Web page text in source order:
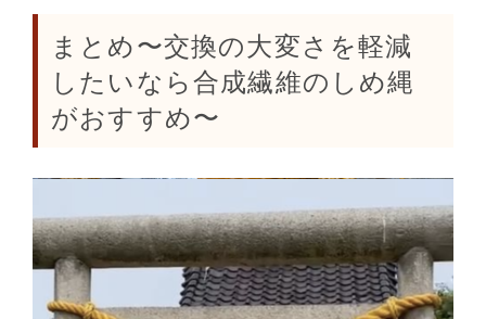
まとめ〜交換の大変さを軽減
したいなら合成繊維のしめ縄
がおすすめ〜